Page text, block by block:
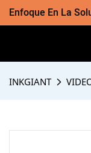
Enfoque En La
INKGIANT